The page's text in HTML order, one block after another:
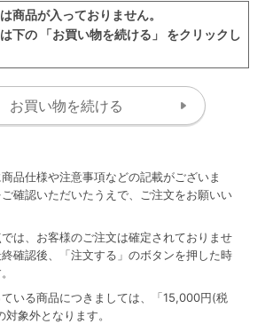
商品が入っておりません。
下の 「お買い物を続ける」 をクリックし
品仕様や注意事項などの記載がございま
確認いただいたうえで、ご注文をお願いい
は、お客様のご注文は確定されておりませ
確認後、「注文する」のボタンを押した時
いる商品につきましては、「15,000円(税
象外となります。